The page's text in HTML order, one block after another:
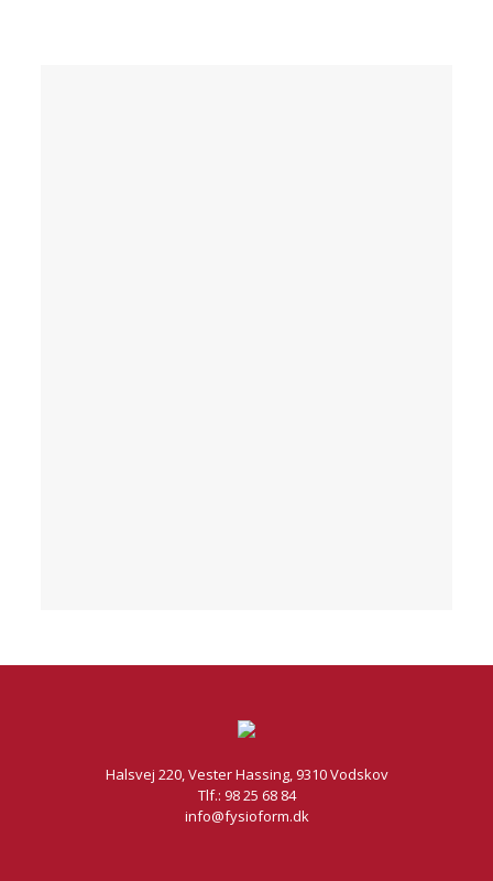
Halsvej 220, Vester Hassing, 9310 Vodskov
Tlf.: 98 25 68 84
info@fysioform.dk